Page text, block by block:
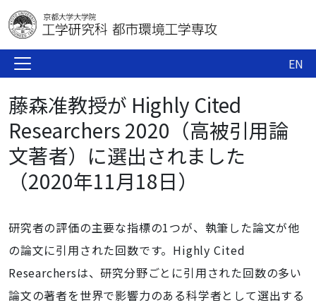
EN
藤森准教授が Highly Cited
Researchers 2020（高被引用論
文著者）に選出されました
（2020年11月18日）
研究者の評価の主要な指標の1つが、執筆した論文が他
の論文に引用された回数です。Highly Cited
Researchersは、研究分野ごとに引用された回数の多い
論文の著者を世界で影響力のある科学者として選出する